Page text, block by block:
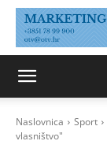
Naslovnica Sport
vlasništvo"